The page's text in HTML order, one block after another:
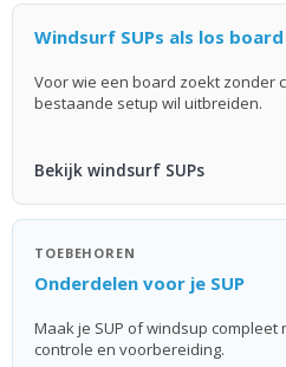
Windsurf SUPs als los board
Voor wie een board zoekt zonder
bestaande setup wil uitbreiden.
Bekijk windsurf SUPs
TOEBEHOREN
Onderdelen voor je SUP
Maak je SUP of windsup
controle en voorbereiding.